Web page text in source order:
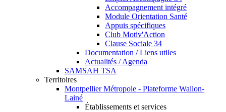
Accompagnement intégré
Module Orientation Santé
Appuis spécifiques
Club Motiv'Action
Clause Sociale 34
Documentation / Liens utiles
Actualités / Agenda
SAMSAH TSA
Territoires
Montpellier Métropole - Plateforme Wallon-
Lainé
Établissements et services